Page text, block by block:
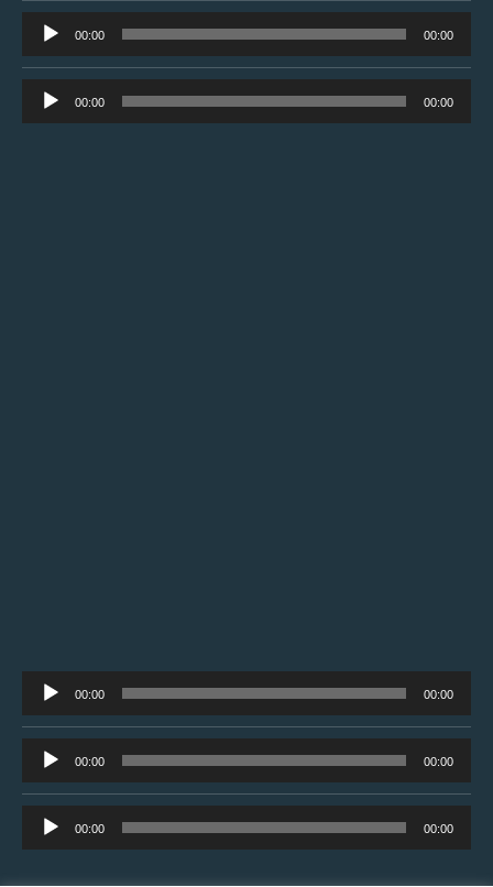
áudio
Tocador
de
áudio
00:00 00:00
Tocador
de
00:00 00:00
Tocador
de
áudio
00:00 00:00
Tocador
de
áudio
00:00 00:00
Tocador
de
00:00 00:00